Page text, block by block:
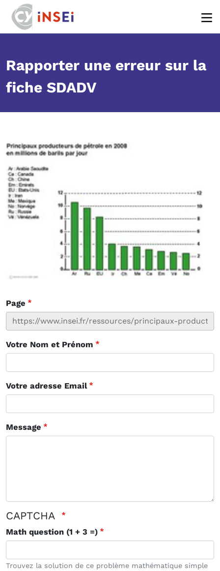
Body
Rapporter une erreur sur la
fiche SDADV
Page
Votre Nom et Prénom
Votre adresse Email
Message
CAPTCHA
Math question (1 + 3 =)
Trouvez la solution de ce problème mathématique simple